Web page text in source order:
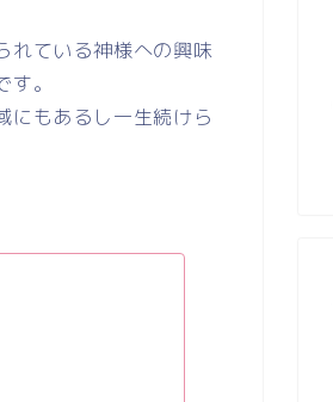
れている神様への興味
。
にもあるし一生続けら